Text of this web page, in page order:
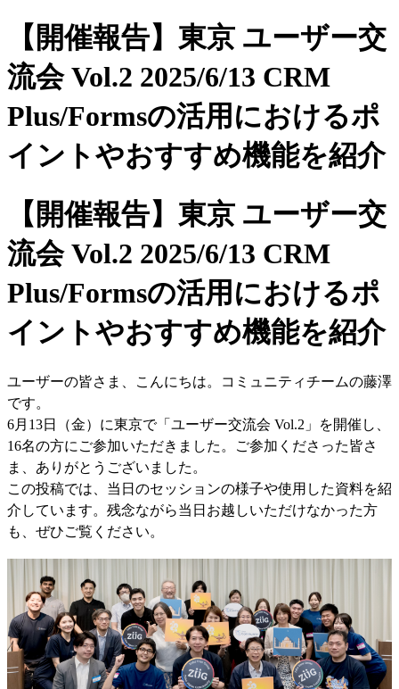
【開催報告】東京 ユーザー交
流会 Vol.2 2025/6/13 CRM
Plus/Formsの活用におけるポ
イントやおすすめ機能を紹介
【開催報告】東京 ユーザー交
流会 Vol.2 2025/6/13 CRM
Plus/Formsの活用におけるポ
イントやおすすめ機能を紹介
ユーザーの皆さま、こんにちは。コミュニティチームの藤澤
です。
6月13日（金）に東京で「ユーザー交流会 Vol.2」を開催し、
16名の方にご参加いただきました。ご参加くださった皆さ
ま、ありがとうございました。
この投稿では、当日のセッションの様子や使用した資料を紹
介しています。残念ながら当日お越しいただけなかった方
も、ぜひご覧ください。